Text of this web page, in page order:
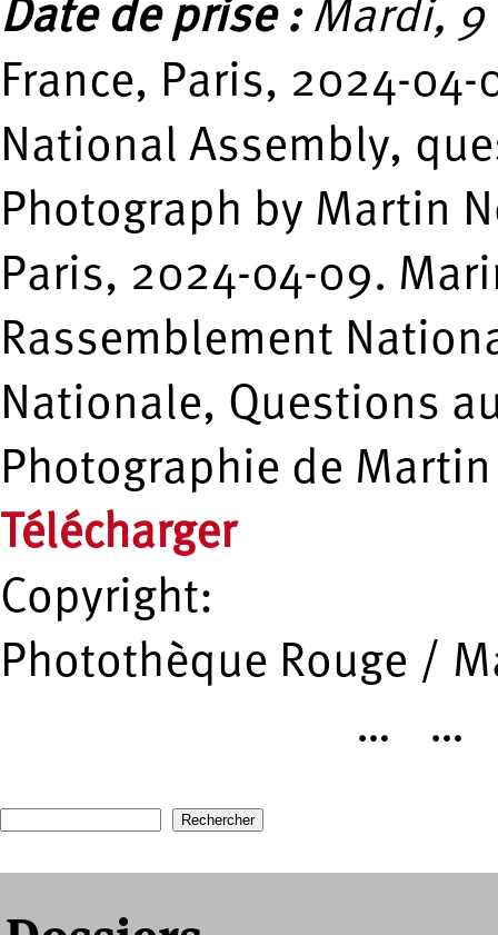
Date de prise : Mardi, 9
France, Paris, 2024-04-
National Assembly,
Photograph by Martin
Paris, 2024-04-09.
Rassemblement
Nationale, Questions
Photographie de
Télécharger
Copyright:
Photothèque Rouge /
… …
Formulaire de recherche